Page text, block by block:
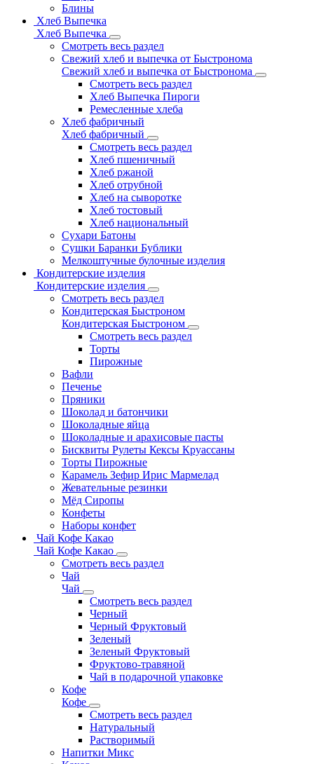
Блины
Хлеб Выпечка
Хлеб Выпечка
Смотреть весь раздел
Свежий хлеб и выпечка от Быстронома
Свежий хлеб и выпечка от Быстронома
Смотреть весь раздел
Хлеб Выпечка Пироги
Ремесленные хлеба
Хлеб фабричный
Хлеб фабричный
Смотреть весь раздел
Хлеб пшеничный
Хлеб ржаной
Хлеб отрубной
Хлеб на сыворотке
Хлеб тостовый
Хлеб национальный
Сухари Батоны
Сушки Баранки Бублики
Мелкоштучные булочные изделия
Кондитерские изделия
Кондитерские изделия
Смотреть весь раздел
Кондитерская Быстроном
Кондитерская Быстроном
Смотреть весь раздел
Торты
Пирожные
Вафли
Печенье
Пряники
Шоколад и батончики
Шоколадные яйца
Шоколадные и арахисовые пасты
Бисквиты Рулеты Кексы Круассаны
Торты Пирожные
Карамель Зефир Ирис Мармелад
Жевательные резинки
Мёд Сиропы
Конфеты
Наборы конфет
Чай Кофе Какао
Чай Кофе Какао
Смотреть весь раздел
Чай
Чай
Смотреть весь раздел
Черный
Черный Фруктовый
Зеленый
Зеленый Фруктовый
Фруктово-травяной
Чай в подарочной упаковке
Кофе
Кофе
Смотреть весь раздел
Натуральный
Растворимый
Напитки Микс